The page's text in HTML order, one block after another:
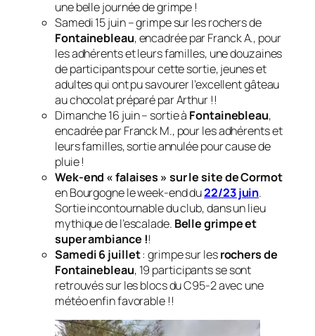
une belle journée de grimpe !
Samedi 15 juin – grimpe sur les rochers de
Fontainebleau, encadrée par Franck A., pour
les adhérents et leurs familles, une douzaines
de participants pour cette sortie, jeunes et
adultes qui ont pu savourer l’excellent gâteau
au chocolat préparé par Arthur !!
Dimanche 16 juin – sortie à Fontainebleau,
encadrée par Franck M., pour les adhérents et
leurs familles, sortie annulée pour cause de
pluie !
Wek-end « falaises » sur le site de Cormot
en Bourgogne le week-end du22/23 juin.
Sortie incontournable du club, dans un lieu
mythique de l’escalade. Belle grimpe et
super ambiance !!
Samedi 6 juillet: grimpe sur lesrochers de
Fontainebleau, 19 participants se sont
retrouvés sur les blocs du C95-2 avec une
météo enfin favorable !!